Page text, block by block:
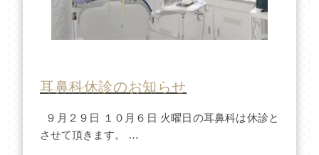
耳鼻科休診のお知らせ
９月２９日 １０月６日 火曜日の耳鼻科は休診と
させて頂きます。 …